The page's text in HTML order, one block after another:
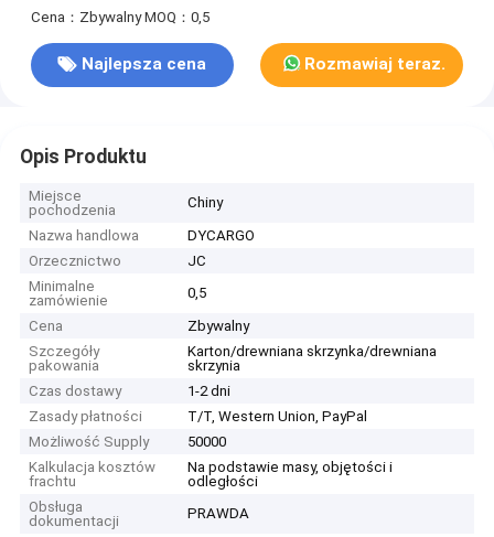
Cena：Zbywalny MOQ：0,5
Najlepsza cena Rozmawiaj teraz.
Opis Produktu
Miejsce
pochodzenia
Chiny
Nazwa handlowa
DYCARGO
Orzecznictwo
JC
Minimalne
zamówienie
0,5
Cena
Zbywalny
Szczegóły
pakowania
Karton/drewniana skrzynka/drewniana
skrzynia
Czas dostawy
1-2 dni
Zasady płatności
T/T, Western Union, PayPal
Możliwość Supply
50000
Kalkulacja kosztów
frachtu
Na podstawie masy, objętości i
odległości
Obsługa
dokumentacji
PRAWDA